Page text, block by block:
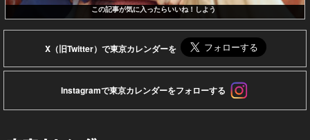
この記事が気に入ったらいいね！しよう
X（旧Twitter）で東京カレンダーを
Instagramで東京カレンダーをフォローする